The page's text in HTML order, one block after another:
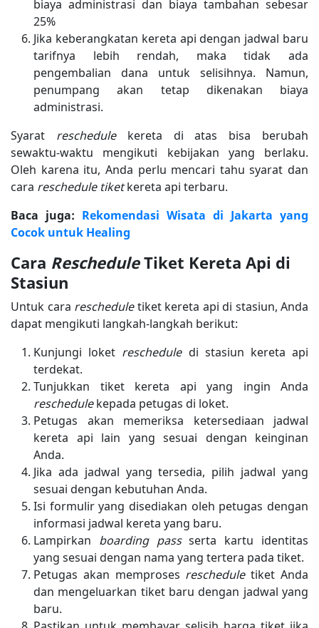
biaya administrasi dan biaya tambahan sebesar
25%
Jika keberangkatan kereta api dengan jadwal baru
tarifnya lebih rendah, maka tidak ada
pengembalian dana untuk selisihnya. Namun,
penumpang akan tetap dikenakan biaya
administrasi.
Syarat reschedule kereta di atas bisa berubah
sewaktu-waktu mengikuti kebijakan yang berlaku.
Oleh karena itu, Anda perlu mencari tahu syarat dan
cara reschedule tiketkereta api terbaru.
Baca juga: Rekomendasi Wisata di Jakarta yang
Cocok untuk Healing
Cara RescheduleTiket Kereta Api di
Stasiun
Untuk cara rescheduletiket kereta api di stasiun, Anda
dapat mengikuti langkah-langkah berikut:
Kunjungi loket rescheduledi stasiun kereta api
terdekat.
Tunjukkan tiket kereta api yang ingin Anda
reschedulekepada petugas di loket.
Petugas akan memeriksa ketersediaan jadwal
kereta api lain yang sesuai dengan keinginan
Anda.
Jika ada jadwal yang tersedia, pilih jadwal yang
sesuai dengan kebutuhan Anda.
Isi formulir yang disediakan oleh petugas dengan
informasi jadwal kereta yang baru.
Lampirkan boarding passserta kartu identitas
yang sesuai dengan nama yang tertera pada tiket.
Petugas akan memproses rescheduletiket Anda
dan mengeluarkan tiket baru dengan jadwal yang
baru.